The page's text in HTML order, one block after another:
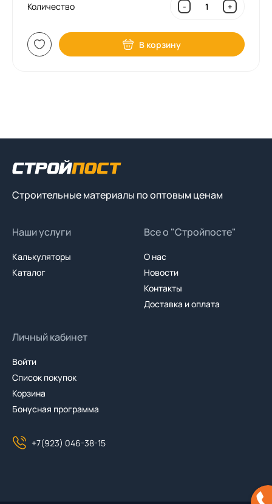
Количество - +
В корзину
Строительные материалы по оптовым ценам
Наши услуги
Калькуляторы
Каталог
Все о "Стройпосте"
О нас
Новости
Контакты
Доставка и оплата
Личный кабинет
Войти
Список покупок
Корзина
Бонусная программа
+7(923) 046-38-15